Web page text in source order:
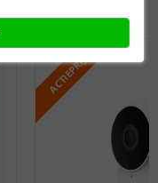
ACTIEPRIJS